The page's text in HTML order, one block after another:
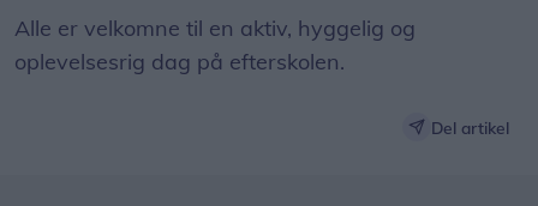
Alle er velkomne til en aktiv, hyggelig og
oplevelsesrig dag på efterskolen.
Del artikel